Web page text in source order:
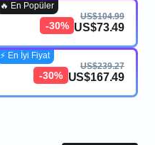
-30%
US$104.99
US$73.49
🔥 En Popüler
-30%
US$239.27
US$167.49
⚡️ En İyi Fiyat